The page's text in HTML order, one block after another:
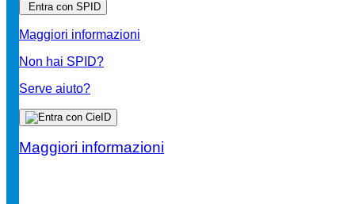
Entra con SPID
Maggiori informazioni
Non hai SPID?
Serve aiuto?
Maggiori informazioni